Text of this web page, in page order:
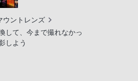
ウントレンズ
して、今まで撮れなかっ
しよう